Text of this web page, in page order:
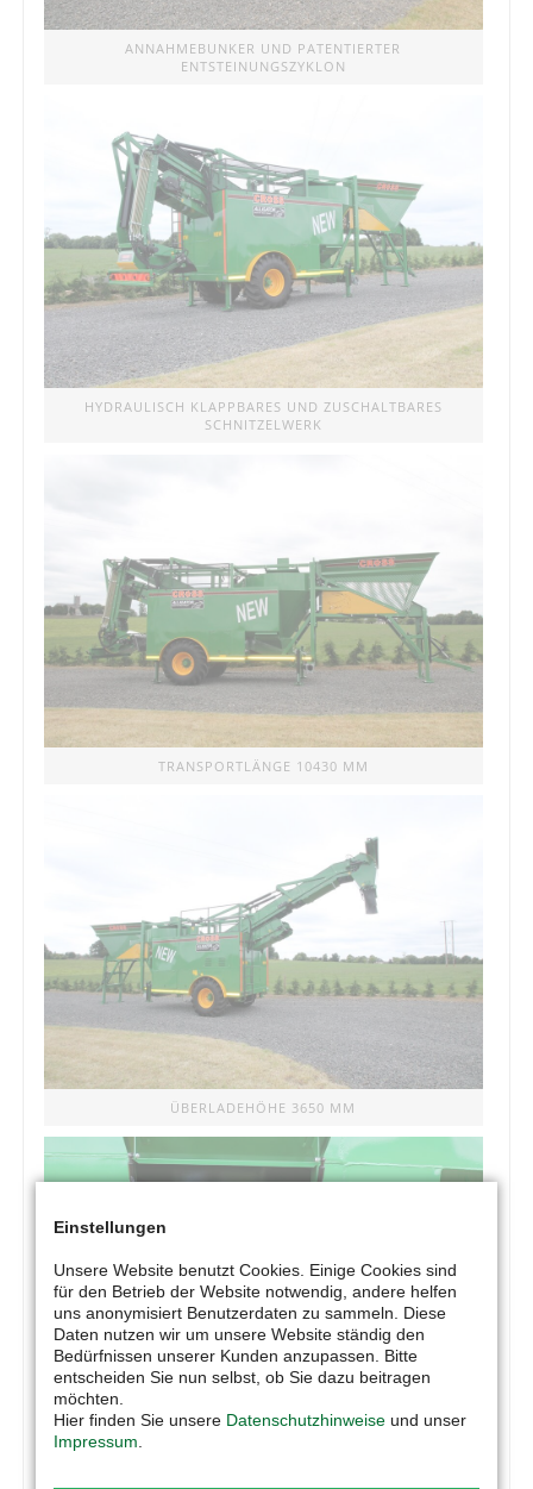
ANNAHMEBUNKER UND PATENTIERTER
ENTSTEINUNGSZYKLON
HYDRAULISCH KLAPPBARES UND ZUSCHALTBARES
SCHNITZELWERK
TRANSPORTLÄNGE 10430 MM
ÜBERLADEHÖHE 3650 MM
ANTRIEB ÜBER GELENKWELLE UND 1 EW STEUERGERÄT
Einstellungen
Unsere Website benutzt Cookies. Einige Cookies sind
für den Betrieb der Website notwendig, andere helfen
uns anonymisiert Benutzerdaten zu sammeln. Diese
Daten nutzen wir um unsere Website ständig den
Bedürfnissen unserer Kunden anzupassen. Bitte
entscheiden Sie nun selbst, ob Sie dazu beitragen
möchten.
Hier finden Sie unsere Datenschutzhinweise und unser
Impressum